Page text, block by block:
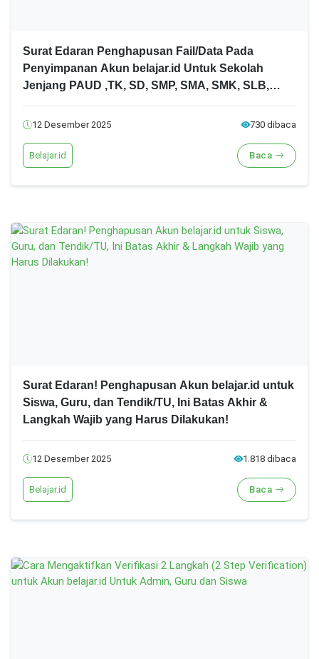
Surat Edaran Penghapusan Fail/Data Pada
Penyimpanan Akun belajar.id Untuk Sekolah
Jenjang PAUD ,TK, SD, SMP, SMA, SMK, SLB,
12 Desember 2025 730 dibaca
Belajar.id Baca
Surat Edaran! Penghapusan Akun belajar.id untuk
Siswa, Guru, dan Tendik/TU, Ini Batas Akhir &
Langkah Wajib yang Harus Dilakukan!
12 Desember 2025 1.818 dibaca
Belajar.id Baca